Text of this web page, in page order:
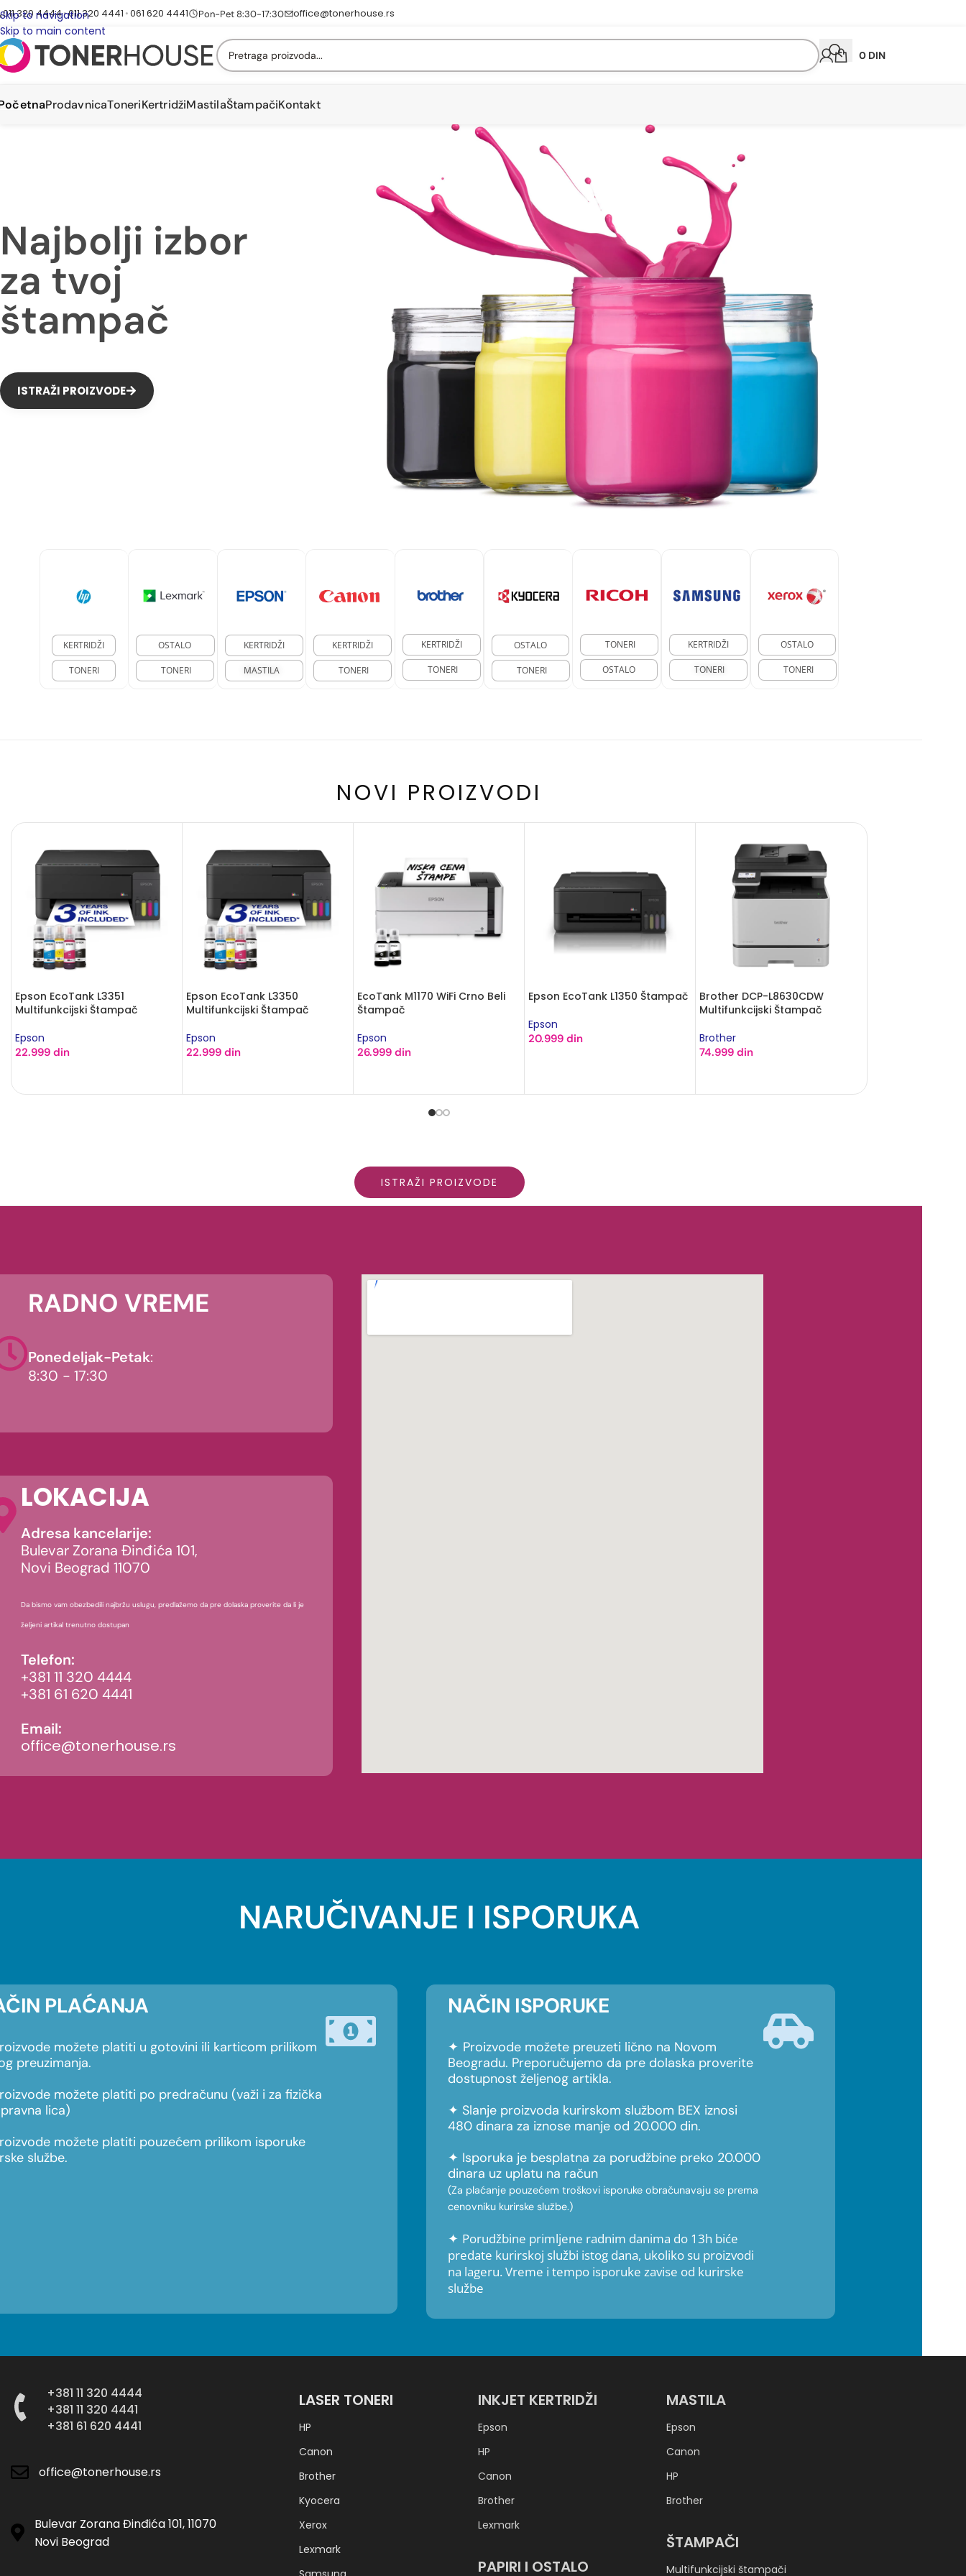
Skip to navigation
Skip to main content
011 320 4444•011 320 4441 •061 620 4441 Pon-Pet 8:30-17:30 office@tonerhouse.rs
0 DIN
ProdavnicaToneriKertridžiMastilaŠtampačiKontakt
Najbolji izbor
za tvoj
štampač
ISTRAŽI PROIZVODE
KERTRIDŽI
TONERI
OSTALO
TONERI
KERTRIDŽI
MASTILA
KERTRIDŽI
TONERI
KERTRIDŽI
TONERI
OSTALO
TONERI
TONERI
OSTALO
KERTRIDŽI
TONERI
OSTALO
TONERI
NOVI PROIZVODI
Epson EcoTank L3310
Multifunkcijski Štampač
Epson
21.999 din
Brother HL-L6210DW Štampač
53.999
Brother HL-L5210DW Štampač
40.790
Brother DCP-L5510DW
Brother
Brother MFC-L5710DW
Multifunkcijski Štampač
Brother
69.999din
ISTRAŽI PROIZVODE
RADNO VREME
Ponedeljak-Petak:
8:30 - 17:30
LOKACIJA
Adresa kancelarije:
Bulevar Zorana Đinđića 101,
Novi Beograd 11070
Da bismo vam obezbedili najbržu uslugu, predlažemo da pre dolaska proverite da li je
željeni artikal trenutno dostupan
Telefon:
+381 11 320 4444
+381 61 620 4441
Email:
office@tonerhouse.rs
NARUČIVANJE I ISPORUKA
PLAĆANJA
možete platiti u gotovini ili karticom prilikom
preuzimanja.
možete platiti po predračunu (važi i za fizička
lica)
možete platiti pouzećem prilikom isporuke
službe.
NAČIN ISPORUKE
✦ Proizvode možete preuzeti lično na Novom
Beogradu. Preporučujemo da pre dolaska proverite
dostupnost željenog artikla.
✦ Slanje proizvoda kurirskom službom BEX iznosi
480 dinara za iznose manje od 20.000 din.
✦ Isporuka je besplatna za porudžbine preko 20.000
dinara uz uplatu na račun
(Za plaćanje pouzećem troškovi isporuke obračunavaju se prema
cenovniku kurirske službe.)
✦ Porudžbine primljene radnim danima do 13h biće
predate kurirskoj službi istog dana, ukoliko su proizvodi
na lageru. Vreme i tempo isporuke zavise od kurirske
službe
+381 11 320 4444
+381 11 320 4441
+381 61 620 4441
office@tonerhouse.rs
Bulevar Zorana Đinđića 101, 11070
Novi Beograd
LASER TONERI
HP
Canon
Brother
Kyocera
Xerox
Lexmark
INKJET KERTRIDŽI
Epson
HP
Canon
Brother
Lexmark
PAPIRI I OSTALO
MASTILA
Epson
Canon
HP
Brother
ŠTAMPAČI
Multifunkcijski štampači